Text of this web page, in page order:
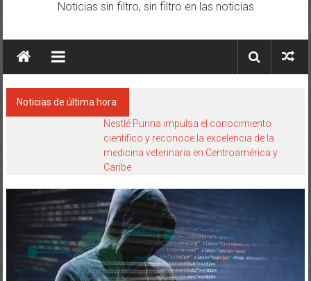
Noticias sin filtro, sin filtro en las noticias
Noticias de última hora:
Nestlé Purina impulsa el conocimiento
científico y reconoce la excelencia de la
medicina veterinaria en Centroamérica y
Caribe